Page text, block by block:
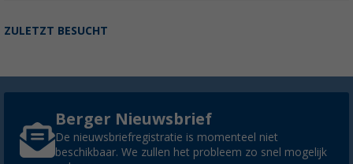
ZULETZT BESUCHT
Berger Nieuwsbrief
De nieuwsbriefregistratie is momenteel niet
beschikbaar. We zullen het probleem zo snel mogelijk